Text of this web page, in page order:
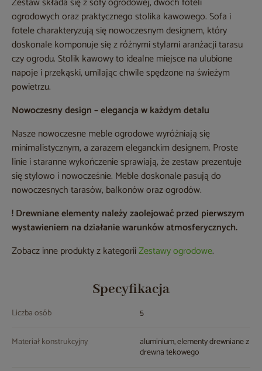
ogrodowych oraz praktycznego stolika kawowego. Sofa i
fotele charakteryzują się nowoczesnym designem, który
doskonale komponuje się z różnymi stylami aranżacji tarasu
czy ogrodu. Stolik kawowy to idealne miejsce na ulubione
napoje i przekąski, umilając chwile spędzone na świeżym
powietrzu.
Nowoczesny design – elegancja w każdym detalu
Nasze nowoczesne meble ogrodowe wyróżniają się
minimalistycznym, a zarazem eleganckim designem. Proste
linie i staranne wykończenie sprawiają, że zestaw prezentuje
się stylowo i nowocześnie. Meble doskonale pasują do
nowoczesnych tarasów, balkonów oraz ogrodów.
! Drewniane elementy należy zaolejować przed pierwszym
wystawieniem na działanie warunków atmosferycznych.
Zobacz inne produkty z kategoriiZestawy ogrodowe.
Specyfikacja
Liczba osób 5
Materiał konstrukcyjny aluminium, elementy drewniane z
drewna tekowego